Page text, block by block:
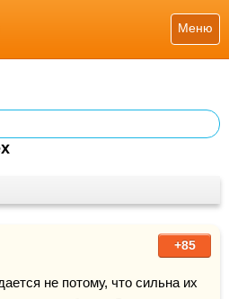
Меню
+85
не потому, что сильна их